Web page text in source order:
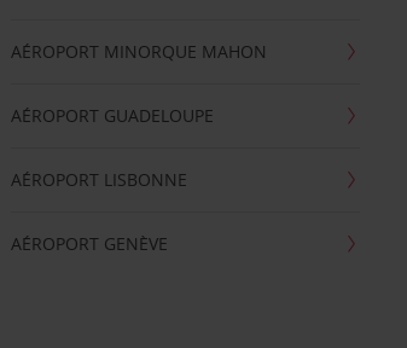
AÉROPORT MINORQUE MAHON
AÉROPORT GUADELOUPE
AÉROPORT LISBONNE
AÉROPORT GENÈVE